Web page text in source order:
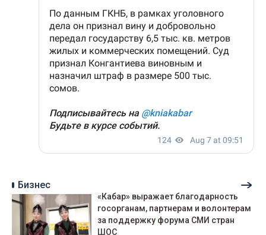
Бизнес
«Кабар» выражает благодарность
госорганам, партнерам и волонтерам
за поддержку форума СМИ стран
ШОС